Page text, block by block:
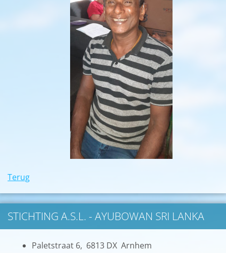
Terug
STICHTING A.S.L. - AYUBOWAN SRI LANKA
Paletstraat 6, 6813 DX Arnhem